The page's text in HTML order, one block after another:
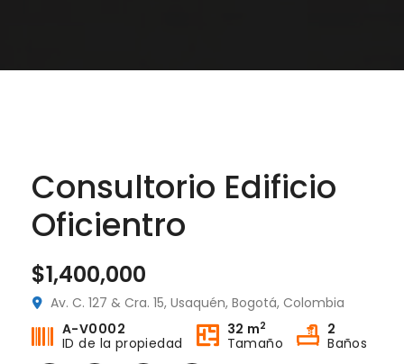
Consultorio Edificio
Oficientro
$1,400,000
Av. C. 127 & Cra. 15, Usaquén, Bogotá, Colombia
A-V0002
ID de la propiedad
32 m2
Tamaño
2
Baños
Oficina Edificio Grupo 7 Torre3 – Arriendo
#56-62, Suba, Bogotá, Colombia
$2,500,000
Ac. 24 #95a-80, Bogotá, Colombia